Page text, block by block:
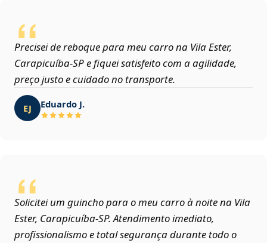
Precisei de reboque para meu carro na Vila Ester,
Carapicuíba‑SP e fiquei satisfeito com a agilidade,
preço justo e cuidado no transporte.
EJ Eduardo J.
Solicitei um guincho para o meu carro à noite na Vila
Ester, Carapicuíba‑SP. Atendimento imediato,
profissionalismo e total segurança durante todo o